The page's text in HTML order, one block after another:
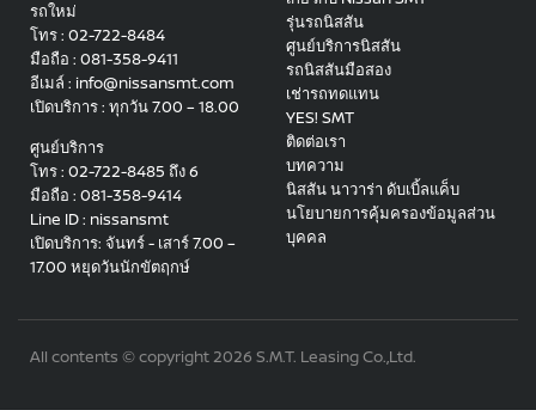
รถใหม่
โทร : 02-722-8484
มือถือ : 081-358-9411
อีเมล์ : info@nissansmt.com
เปิดบริการ : ทุกวัน 7.00 – 18.00
ศูนย์บริการ
โทร : 02-722-8485 ถึง 6
มือถือ : 081-358-9414
Line ID : nissansmt
เปิดบริการ: จันทร์ - เสาร์ 7.00 –
17.00 หยุดวันนักขัตฤกษ์
รุ่นรถนิสสัน
ศูนย์บริการนิสสัน
รถนิสสันมือสอง
เช่ารถทดแทน
YES! SMT
ติดต่อเรา
บทความ
นิสสัน นาวาร่า ดับเบิ้ลแค็บ
นโยบายการคุ้มครองข้อมูลส่วน
บุคคล
All contents © copyright 2026 S.M.T. Leasing Co.,Ltd.